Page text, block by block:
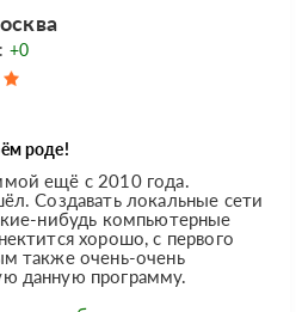
+0
роде!
ещё с 2010 года.
Создавать локальные сети
нибудь компьютерные
хорошо, с первого
также очень-очень
данную программу.